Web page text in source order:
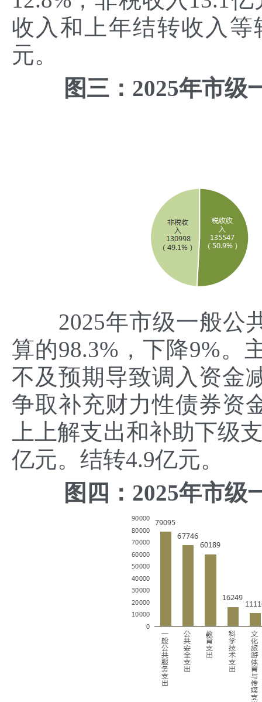
收入和上年结转收入等
元。
图三：2025年市级
2025年市级一般公共
算的98.3%，下降9%。
不及预期导致调入资金
争取补充财力性债券资
上上解支出和补助下级
亿元。结转4.9亿元。
图四：2025年市级